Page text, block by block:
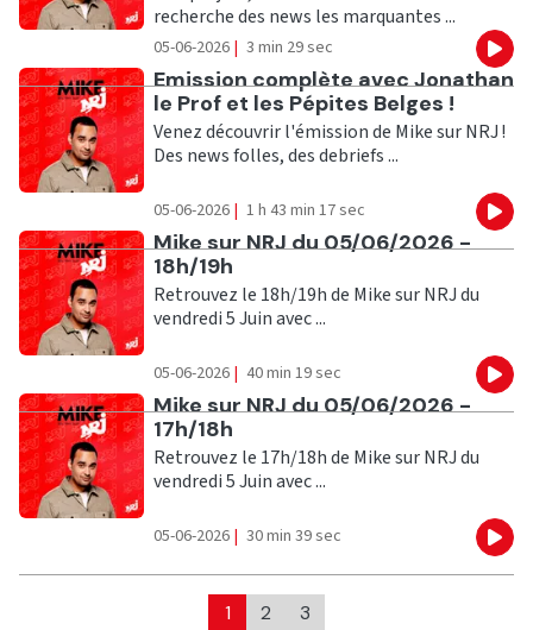
recherche des news les marquantes ...
05-06-2026 | 3 min 29 sec
Ecouter
Emission complète avec Jonathan
le Prof et les Pépites Belges !
Venez découvrir l'émission de Mike sur NRJ !
Des news folles, des debriefs ...
05-06-2026 | 1 h 43 min 17 sec
Ecouter
Mike sur NRJ du 05/06/2026 -
18h/19h
Retrouvez le 18h/19h de Mike sur NRJ du
vendredi 5 Juin avec ...
05-06-2026 | 40 min 19 sec
Ecouter
Mike sur NRJ du 05/06/2026 -
17h/18h
Retrouvez le 17h/18h de Mike sur NRJ du
vendredi 5 Juin avec ...
05-06-2026 | 30 min 39 sec
1 2 3